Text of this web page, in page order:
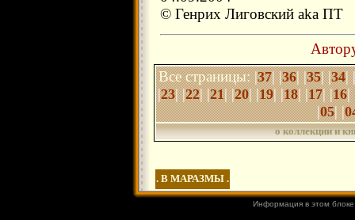
© Генрих Лиговский aka ПТ
Все страницы:|37| |36| |35| |34|
|23| |22| |21| |20| |19| |18| |17| |16|
|05| |
о коллекции и
. В МАРАЗМЫ .
Информация в этом